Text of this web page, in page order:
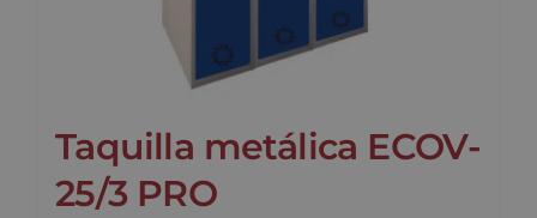
Taquilla metálica ECOV-
25/3 PRO